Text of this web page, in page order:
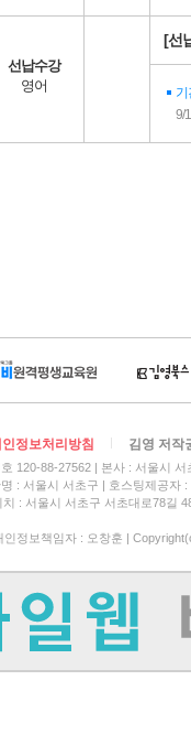
선납수강
영어
[선
기
9/
정보처리방침 김영 저작
120-88-27562
본사 : 서울시
: 서울시 서초구
호스팅제공자
: 서울시 서초구 서초대로78길
인정보책임자 : 오창훈 |